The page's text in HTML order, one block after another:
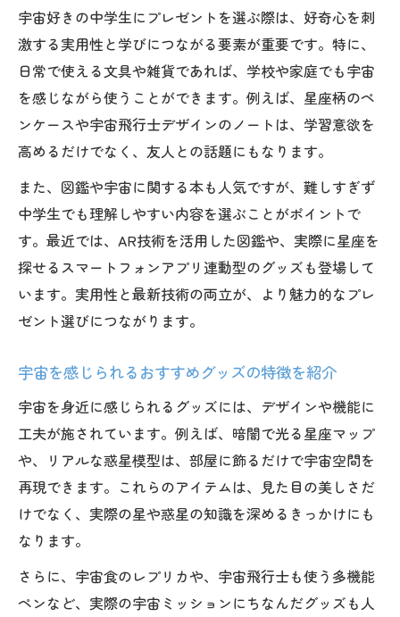
宇宙好きの中学生にプレゼントを選ぶ際は、好奇心を刺
激する実用性と学びにつながる要素が重要です。特に、
日常で使える文具や雑貨であれば、学校や家庭でも宇宙
を感じながら使うことができます。例えば、星座柄のペ
ンケースや宇宙飛行士デザインのノートは、学習意欲を
高めるだけでなく、友人との話題にもなります。
また、図鑑や宇宙に関する本も人気ですが、難しすぎず
中学生でも理解しやすい内容を選ぶことがポイントで
す。最近では、AR技術を活用した図鑑や、実際に星座を
探せるスマートフォンアプリ連動型のグッズも登場して
います。実用性と最新技術の両立が、より魅力的なプレ
ゼント選びにつながります。
宇宙を感じられるおすすめグッズの特徴を紹介
宇宙を身近に感じられるグッズには、デザインや機能に
工夫が施されています。例えば、暗闇で光る星座マップ
や、リアルな惑星模型は、部屋に飾るだけで宇宙空間を
再現できます。これらのアイテムは、見た目の美しさだ
けでなく、実際の星や惑星の知識を深めるきっかけにも
なります。
さらに、宇宙食のレプリカや、宇宙飛行士も使う多機能
ペンなど、実際の宇宙ミッションにちなんだグッズも人